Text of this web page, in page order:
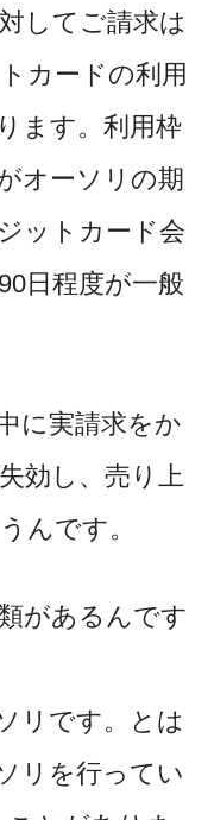
してご請求は
カードの利用
ます。利用枠
オーソリの期
ットカード会
日程度が一般
に実請求をか
効し、売り上
んです。
があるんです
リです。とは
リを行ってい